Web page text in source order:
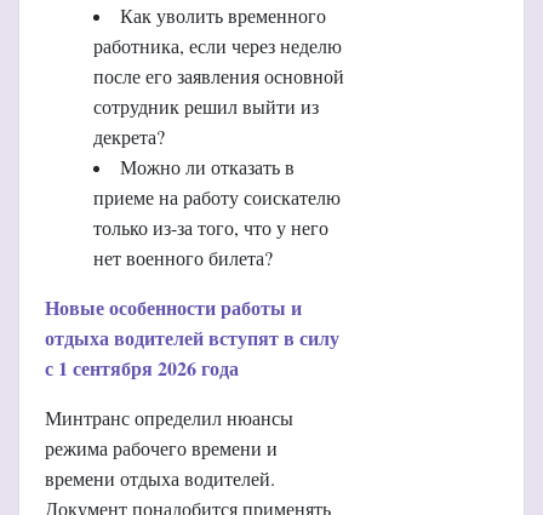
Как уволить временного
работника, если через неделю
после его заявления основной
сотрудник решил выйти из
декрета?
Можно ли отказать в
приеме на работу соискателю
только из-за того, что у него
нет военного билета?
Новые особенности работы и
отдыха водителей вступят в силу
с 1 сентября 2026 года
Минтранс определил нюансы
режима рабочего времени и
времени отдыха водителей.
Документ понадобится применять